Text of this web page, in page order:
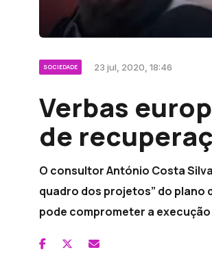
SOCIEDADE 23 jul, 2020, 18:46
Verbas
de
O consultor António Costa
quadro dos projetos” do plano
pode comprometer a